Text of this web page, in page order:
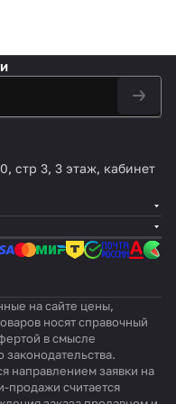
В
посто
стр 3, 3 этаж, кабинет
на сайте цены,
носят справочный
в смысле
направлением заявки на
продажи считается